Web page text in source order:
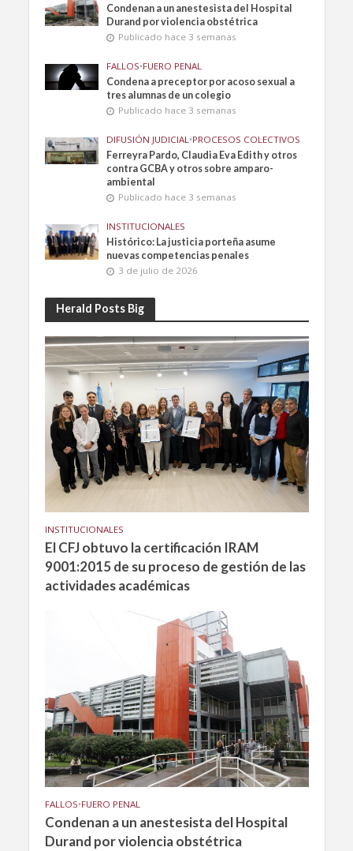
Condenan a un anestesista del Hospital
Durand por violencia obstétrica
Publicado hace 3 semanas
FALLOS•FUERO PENAL
Condena a preceptor por acoso sexual a
tres alumnas de un colegio
Publicado hace 3 semanas
DIFUSIÓN JUDICIAL •PROCESOS COLECTIVOS
Ferreyra Pardo, Claudia Eva Edith y otros
contra GCBA y otros sobre amparo-
ambiental
Publicado hace 3 semanas
INSTITUCIONALES
Histórico: La justicia porteña asume
nuevas competencias penales
3 de julio de 2026
Herald Posts Big
INSTITUCIONALES
El CFJ obtuvo la certificación IRAM
9001:2015 de su proceso de gestión de las
actividades académicas
FALLOS•FUERO PENAL
Condenan a un anestesista del Hospital
Durand por violencia obstétrica